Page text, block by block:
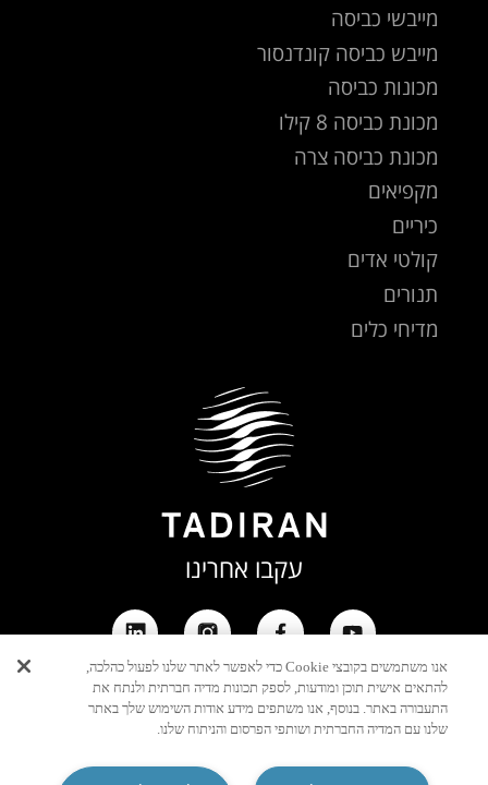
מייבשי כביסה
מייבש כביסה קונדנסור
מכונות כביסה
מכונת כביסה 8 קילו
מכונת כביסה צרה
מקפיאים
כיריים
קולטי אדים
תנורים
מדיחי כלים
עקבו אחרינו
אנו משתמשים בקובצי Cookie כדי לאפשר לאתר שלנו לפעול כהלכה,
להתאים אישית תוכן ומודעות, לספק תכונות מדיה חברתית ולנתח את
התעבורה באתר. בנוסף, אנו משתפים מידע אודות השימוש שלך באתר
שלנו עם המדיה החברתית ושותפי הפרסום והניתוח שלנו.